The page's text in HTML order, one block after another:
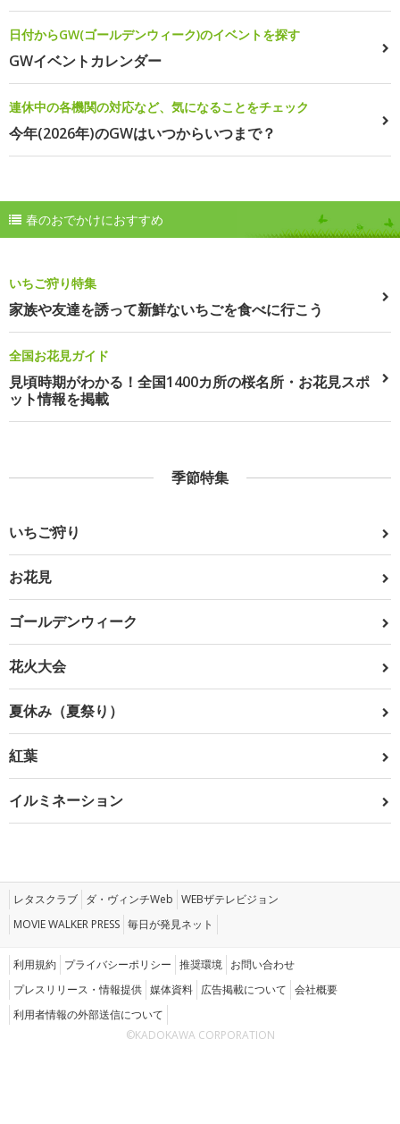
日付からGW(ゴールデンウィーク)のイベントを探す
GWイベントカレンダー
連休中の各機関の対応など、気になることをチェック
今年(2026年)のGWはいつからいつまで？
春のおでかけにおすすめ
いちご狩り特集
家族や友達を誘って新鮮ないちごを食べに行こう
全国お花見ガイド
見頃時期がわかる！全国1400カ所の桜名所・お花見スポ
ット情報を掲載
季節特集
いちご狩り
お花見
ゴールデンウィーク
花火大会
夏休み（夏祭り）
紅葉
イルミネーション
レタスクラブ ダ・ヴィンチWeb WEBザテレビジョン
MOVIE WALKER PRESS 毎日が発見ネット
利用規約 プライバシーポリシー 推奨環境 お問い合わせ
プレスリリース・情報提供 媒体資料 広告掲載について 会社概要
利用者情報の外部送信について
©KADOKAWA CORPORATION